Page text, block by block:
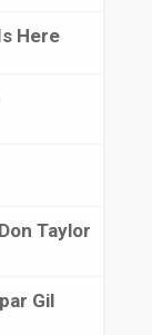
Here
Taylor
Gil